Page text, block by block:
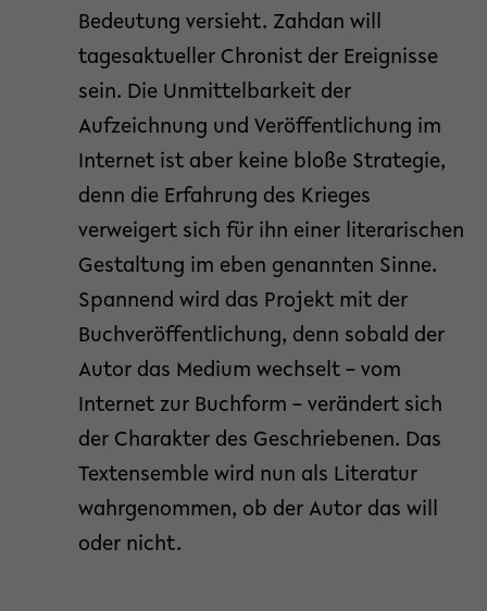
Bedeutung versieht. Zahdan will
tagesaktueller Chronist der Ereignisse
sein. Die Unmittelbarkeit der
Aufzeichnung und Veröffentlichung im
Internet ist aber keine bloße Strategie,
denn die Erfahrung des Krieges
verweigert sich für ihn einer literarischen
Gestaltung im eben genannten Sinne.
Spannend wird das Projekt mit der
Buchveröffentlichung, denn sobald der
Autor das Medium wechselt – vom
Internet zur Buchform – verändert sich
der Charakter des Geschriebenen. Das
Textensemble wird nun als Literatur
wahrgenommen, ob der Autor das will
oder nicht.